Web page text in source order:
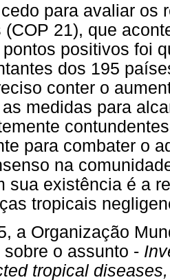
para avaliar os
(COP 21), que
positivos foi
dos 195
conter o
medidas para
para combater o
na
sua existência é a
tropicais
a Organização
sobre o assunto -
tropical diseases,